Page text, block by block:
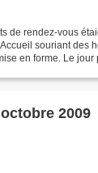
de rendez-vous
souriant des
en forme. Le jour
2009